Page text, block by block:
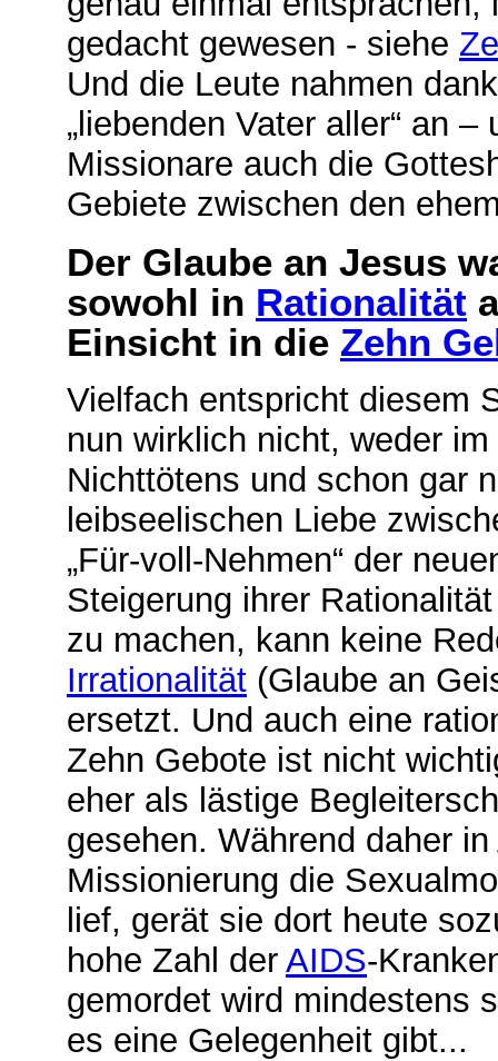
gedacht gewesen - siehe
Und die Leute nahmen
„liebenden Vater aller“ an
Missionare auch die
Gebiete zwischen den
Der Glaube an Jesus
sowohl in Rationalität
Einsicht in die Zehn
Vielfach entspricht diesem
nun wirklich nicht, weder
Nichttötens und schon gar
leibseelischen Liebe
„Für-voll-Nehmen“ der
Steigerung ihrer
zu machen, kann keine
Irrationalität (Glaube an
ersetzt. Und auch eine
Zehn Gebote ist nicht
eher als lästige
gesehen. Während daher
Missionierung die
lief, gerät sie dort heute
hohe Zahl der AIDS-
gemordet wird mindestens
es eine Gelegenheit gibt...